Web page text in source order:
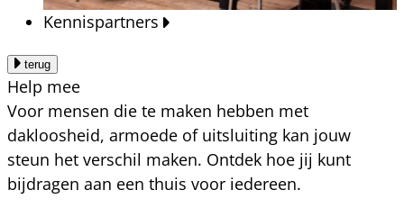
Kennispartners
terug
Help mee
Voor mensen die te maken hebben met
dakloosheid, armoede of uitsluiting kan jouw
steun het verschil maken. Ontdek hoe jij kunt
bijdragen aan een thuis voor iedereen.